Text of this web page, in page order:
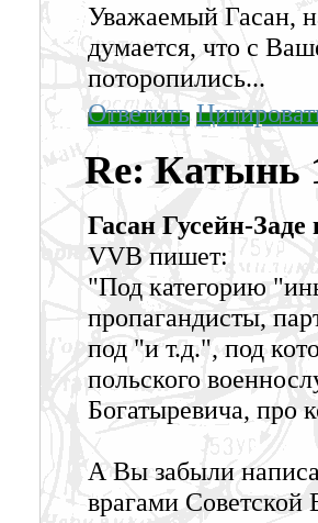
Уважаемый Гасан,
думается, что с
поторопились...
Ответить
Re: Катынь
Гасан Гусейн-Заде
VVB пишет:
"Под категорию
пропагандисты,
под "и т.д.", под
польского
Богатыревича, про
А Вы забыли
врагами Советской